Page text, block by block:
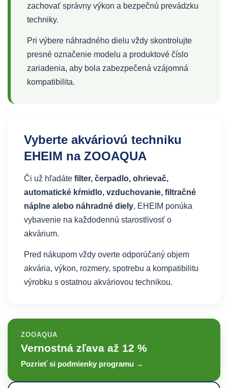
zachovať správny výkon a bezpečnú prevádzku
techniky.
Pri výbere náhradného dielu vždy skontrolujte
presné označenie modelu a produktové číslo
zariadenia, aby bola zabezpečená vzájomná
kompatibilita.
Vyberte akváriovú techniku
EHEIM na ZOOAQUA
Či už hľadáte filter, čerpadlo, ohrievač,
automatické kŕmidlo, vzduchovanie, filtračné
náplne alebo náhradné diely, EHEIM ponúka
vybavenie na každodennú starostlivosť o
akvárium.
Pred nákupom vždy overte odporúčaný objem
akvária, výkon, rozmery, spotrebu a kompatibilitu
výrobku s ostatnou akváriovou technikou.
ZOOAQUA
Vernostná zľava až 12 %
Pozrieť si podmienky programu →